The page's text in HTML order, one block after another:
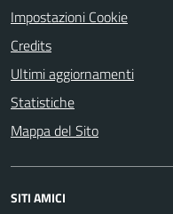
Impostazioni Cookie
Credits
Ultimi aggiornamenti
Statistiche
Mappa del Sito
SITI AMICI